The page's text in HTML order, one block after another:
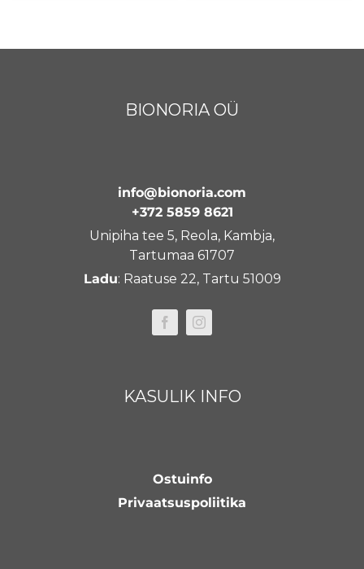
BIONORIA OÜ
info@bionoria.com
+372 5859 8621
Unipiha tee 5, Reola, Kambja,
Tartumaa 61707
Ladu: Raatuse 22, Tartu 51009
KASULIK INFO
Ostuinfo
Privaatsuspoliitika